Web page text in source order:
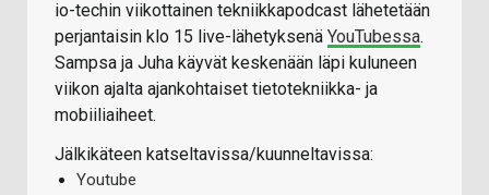
io-techin viikottainen tekniikkapodcast lähetetään
perjantaisin klo 15 live-lähetyksenä YouTubessa.
Sampsa ja Juha käyvät keskenään läpi kuluneen
viikon ajalta ajankohtaiset tietotekniikka- ja
mobiiliaiheet.
Jälkikäteen katseltavissa/kuunneltavissa:
Youtube